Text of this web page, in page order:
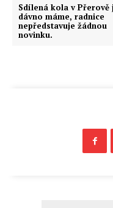
Sdílená kola v Přerově
dávno máme, radnice
nepředstavuje žádnou
novinku.